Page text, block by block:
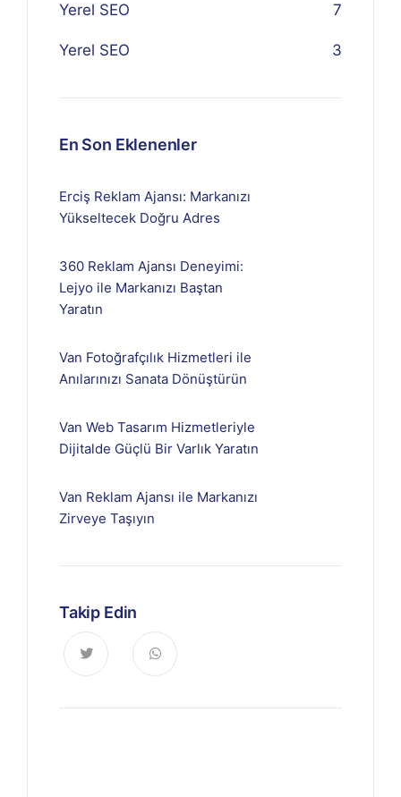
Yerel SEO 7
Yerel SEO 3
En Son Eklenenler
Erciş Reklam Ajansı: Markanızı
Yükseltecek Doğru Adres
360 Reklam Ajansı Deneyimi:
Lejyo ile Markanızı Baştan
Yaratın
Van Fotoğrafçılık Hizmetleri ile
Anılarınızı Sanata Dönüştürün
Van Web Tasarım Hizmetleriyle
Dijitalde Güçlü Bir Varlık Yaratın
Van Reklam Ajansı ile Markanızı
Zirveye Taşıyın
Takip Edin